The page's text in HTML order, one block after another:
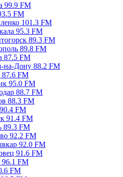
99.9 FM
FM
101.3 FM
95.3 FM
89.3 FM
89.8 FM
87.5 FM
на-Дону 88.2 FM
87.6 FM
95.0 FM
88.7 FM
88.3 FM
FM
91.4 FM
89.3 FM
92.2 FM
92.0 FM
91.6 FM
96.1 FM
FM